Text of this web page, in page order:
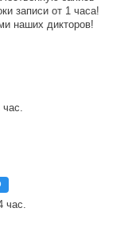
записи от 1 часа!
наших дикторов!
час.
час.